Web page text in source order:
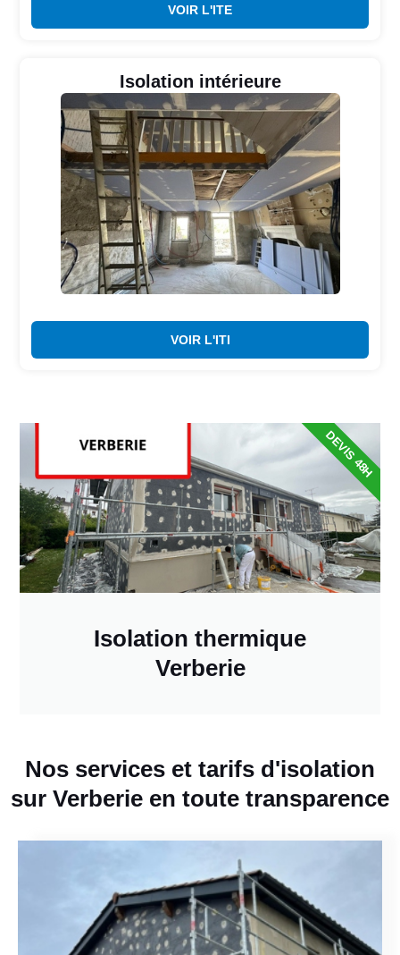
VOIR L'ITE
Isolation intérieure
VOIR L'ITI
Isolation thermique
Verberie
DEVIS 48H
Nos services et tarifs d'isolation
sur Verberie en toute transparence